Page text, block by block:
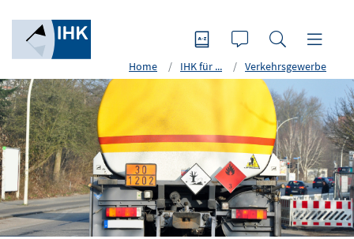
Home IHK für ... Verkehrsgewerbe